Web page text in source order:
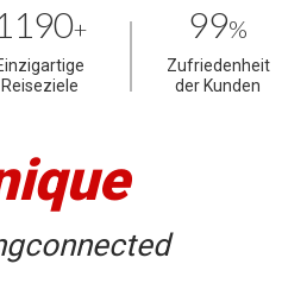
+
Reiseziele
99%
Zufriedenheit
der Kunden